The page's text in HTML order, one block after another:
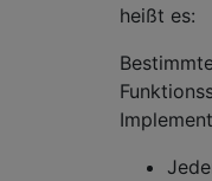
heißt es: